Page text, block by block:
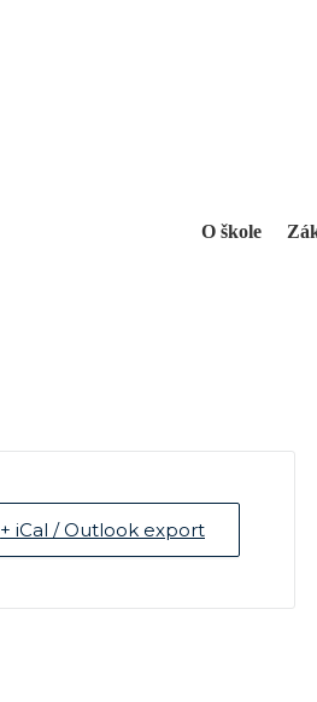
O škole
+ iCal / Outlook export